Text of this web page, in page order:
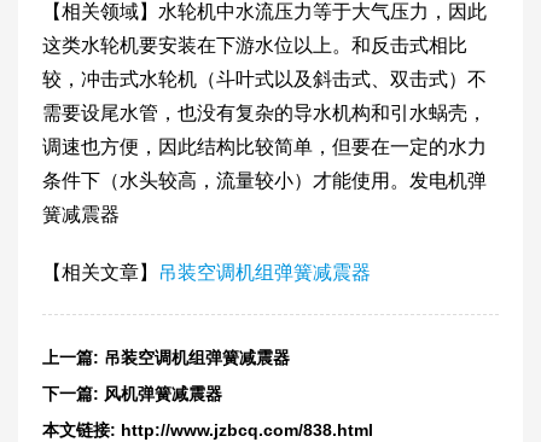
【相关领域】水轮机中水流压力等于大气压力，因此
这类水轮机要安装在下游水位以上。和反击式相比
较，冲击式水轮机（斗叶式以及斜击式、双击式）不
需要设尾水管，也没有复杂的导水机构和引水蜗壳，
调速也方便，因此结构比较简单，但要在一定的水力
条件下（水头较高，流量较小）才能使用。发电机弹
簧减震器
【相关文章】 吊装空调机组弹簧减震器
上一篇: 吊装空调机组弹簧减震器
下一篇: 风机弹簧减震器
本文链接: http://www.jzbcq.com/838.html